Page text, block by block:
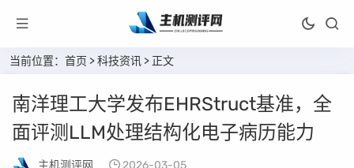
当前位置： 首页 >科技资讯 > 正文
南洋理工大学发布EHRStruct基准，全
面评测LLM处理结构化电子病历能力
主机测评网 2026-03-05